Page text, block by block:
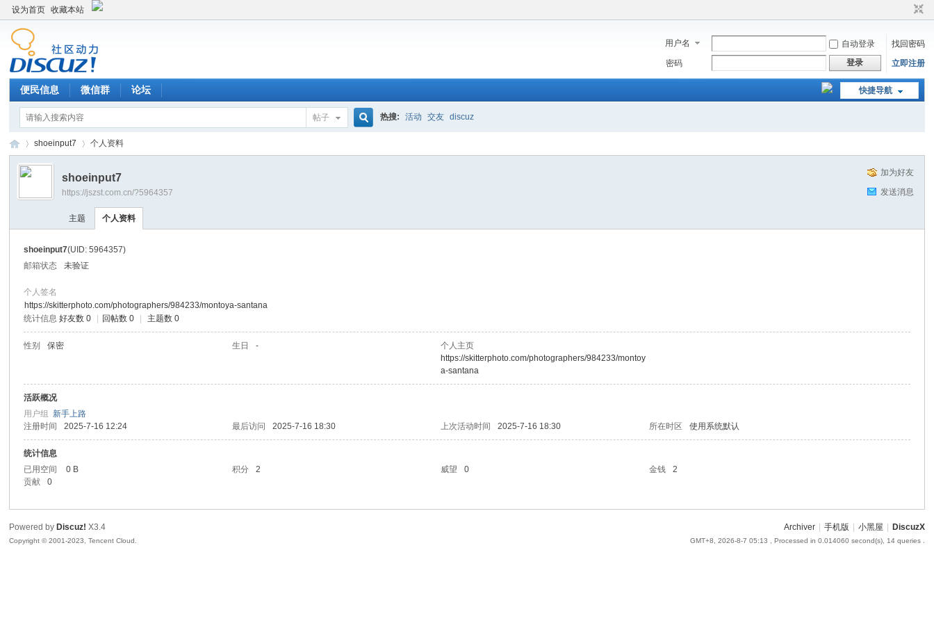
设为首页 收藏本站
用户名 自动登录
找回密码
密码
登录 立即注册
快捷导航
便民信息 微信群 论坛
帖子 热搜: 活动 交友 discuz
›
shoeinput7 个人资料
加为好友
发送消息
shoeinput7
https://jszst.com.cn/?5964357
主题 个人资料
shoeinput7(UID: 5964357)
邮箱状态
未验证
个人签名
https://skitterphoto.com/photographers/984233/montoya-santana
统计信息 好友数 0 回帖数 0 主题数 0
性别 保密 生日 -
个人主页
https://skitterphoto.com/photographers/984233/montoy
a-santana
活跃概况
用户组新手上路
注册时间
2025-7-16 12:24 最后访问 2025-7-16 18:30 上次活动时间 2025-7-16 18:30 所在时区 使用系统默认
统计信息
已用空间
0 B 积分 2 威望 0 金钱
2
贡献
0
Archiver 手机版 小黑屋 DiscuzX
GMT+8, 2026-8-7 05:13 , Processed in 0.014060 second(s), 14 queries .
Powered by Discuz! X3.4
Copyright © 2001-2023, Tencent Cloud.